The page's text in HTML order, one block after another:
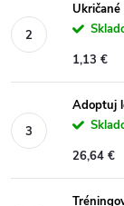
1,13 €
Adoptuj
26,64 €